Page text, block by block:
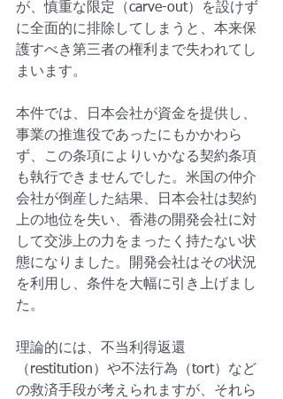
が、慎重な限定（carve-out）を設けず
に全面的に排除してしまうと、本来保
護すべき第三者の権利まで失われてし
まいます。
本件では、日本会社が資金を提供し、
事業の推進役であったにもかかわら
ず、この条項によりいかなる契約条項
も執行できませんでした。米国の仲介
会社が倒産した結果、日本会社は契約
上の地位を失い、香港の開発会社に対
して交渉上の力をまったく持たない状
態になりました。開発会社はその状況
を利用し、条件を大幅に引き上げまし
た。
理論的には、不当利得返還
（restitution）や不法行為（tort）など
の救済手段が考えられますが、それら